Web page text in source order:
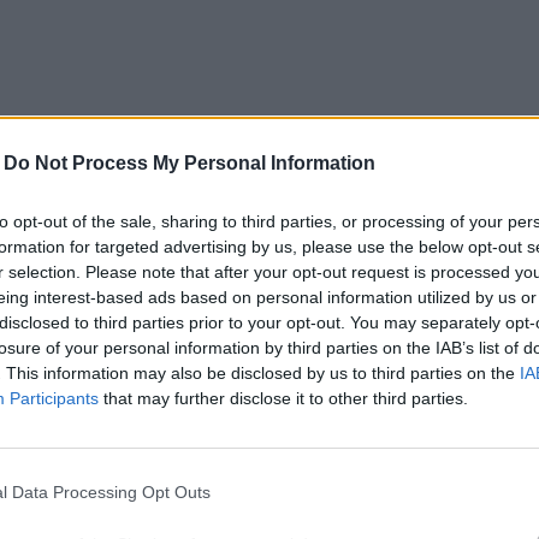
Do Not Process My Personal Information
opt-out of the sale, sharing to third parties, or processing of your
for targeted advertising by us, please use the below opt-out
selection. Please note that after your opt-out request is processed
interest-based ads based on personal information utilized by us
to third parties prior to your opt-out. You may separately
of your personal information by third parties on the IAB’s list of
This information may also be disclosed by us to third parties on the
Participants that may further disclose it to other third parties.
Data Processing Opt Outs
le sol avec les jambes tendues devant vous.
les mains. Penchez-vous légèrement en avant en
Maintenez la position pendant 20 à 30
tenez-vous à un mur ou à une chaise pour
cheville avec la main correspondante. Ramenez
de la cuisse. Maintenez la position pendant